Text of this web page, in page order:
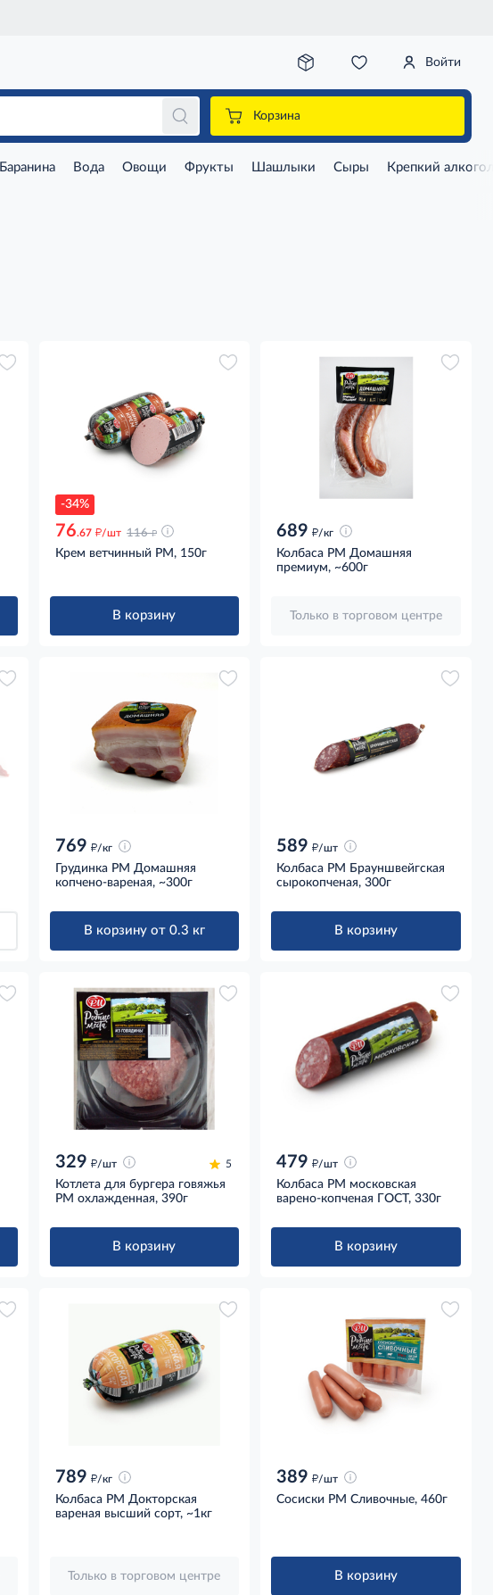
Войти
Корзина
Баранина Вода Овощи Фрукты Шашлыки Сыры Крепкий
-34%
76.67 д/шт 116 д
Крем ветчинный РМ, 150г
В корзину
689 д/кг
Колбаса РМ Домашняя
премиум, ~600г
Только в торговом центре
769 д/кг
Грудинка РМ Домашняя
копчено-вареная, ~300г
В корзину от 0.3 кг
589 д/шт
Колбаса РМ Брауншвейгская
сырокопченая, 300г
В корзину
329 д/шт 5
Котлета для бургера говяжья
РМ охлажденная, 390г
В корзину
479 д/шт
Колбаса РМ московская
варено-копченая ГОСТ, 330г
В корзину
789 д/кг
Колбаса РМ Докторская
вареная высший сорт, ~1кг
Только в торговом центре
389 д/шт
Сосиски РМ Сливочные, 460г
В корзину